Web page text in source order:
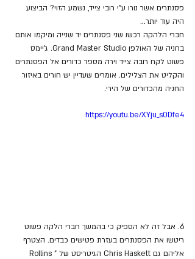
פסנתרים אשר נורו ע"י רובי צייד, נשמע הזוי? הביצוע
היה עוד יותר...
חברי הלהקה רכשו שני פסנתרים יד שנייה ומיקמו אותם
בחניה של האולפן Grand Master Studio. ג'יימס
פשוט לקח רובה צייד וירה מספר כדורים אל הפסנתרים
והקליט את הצלילים. אומרים שעדיין יש חורים באיזור
החניה מהכדורים של הירי.
https://youtu.be/XYju_s0Dfe4
6. אבל זה לא הספיק כי בהמשך חברי הלקה פשוט
ריטשו את הפסנתרים בעזרת פטישים כבדים. הצטרף
אליהם גם Chris Haskett הגיטריסט של " Rollins